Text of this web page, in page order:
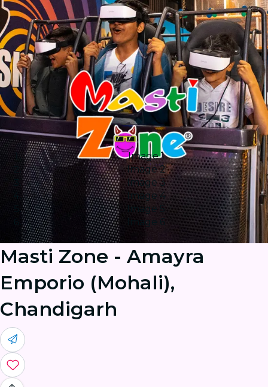
Image 1
Image 2
Image 3
Image 4
Image 5
Image 6
Masti Zone - Amayra
Emporio (Mohali),
Chandigarh